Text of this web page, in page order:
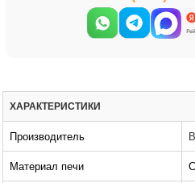
ХАРАКТЕРИСТИКИ
Производитель
Материал печи